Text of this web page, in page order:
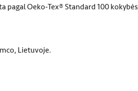
pagal Oeko-Tex® Standard 100 kokybės
Lietuvoje.